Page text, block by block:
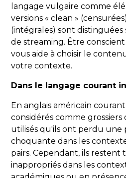
langage vulgaire comme
versions « clean »
(intégrales) sont
de streaming. Être
vous aide à choisir le
votre contexte.
Dans le langage courant
En anglais américain
considérés comme
utilisés qu'ils ont perdu une
choquante dans les
pairs. Cependant, ils restent
inappropriés dans les